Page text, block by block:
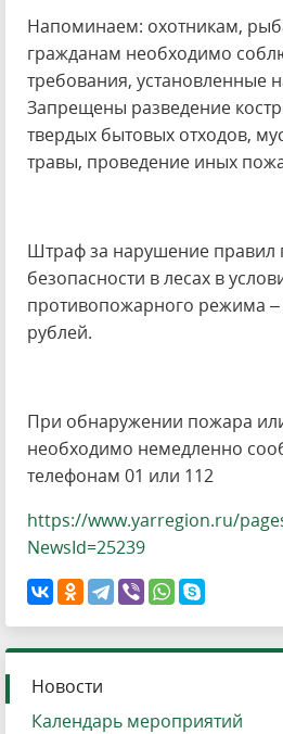
Напоминаем: охотникам,
гражданам необходимо
требования, установленные
Запрещены разведение
твердых бытовых отходов,
травы, проведение иных
Штраф за нарушение правил
безопасности в лесах в
противопожарного режима –
рублей.
При обнаружении пожара
необходимо немедленно
телефонам 01 или 112
https://www.yarregion.ru/
NewsId=25239
Новости
Календарь мероприятий